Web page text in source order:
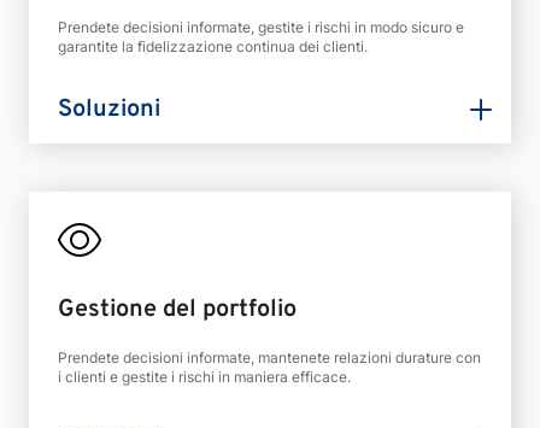
Prendete decisioni informate, gestite i rischi in modo sicuro e
garantite la fidelizzazione continua dei clienti.
Soluzioni
Gestione del portfolio
Prendete decisioni informate, mantenete relazioni durature con
i clienti e gestite i rischi in maniera efficace.